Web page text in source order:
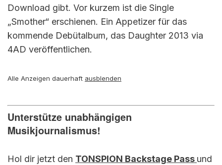
Download gibt. Vor kurzem ist die Single
„Smother“ erschienen. Ein Appetizer für das
kommende Debütalbum, das Daughter 2013 via
4AD veröffentlichen.
Alle Anzeigen dauerhaft ausblenden
Unterstütze unabhängigen
Musikjournalismus!
Hol dir jetzt den TONSPION Backstage Pass und